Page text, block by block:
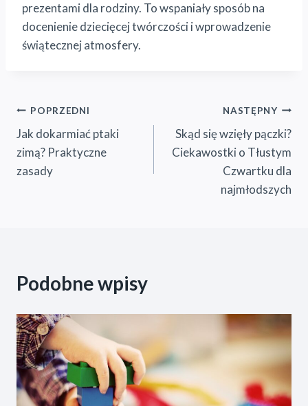
prezentami dla rodziny. To wspaniały sposób na
docenienie dziecięcej twórczości i wprowadzenie
świątecznej atmosfery.
Nawigacja
wpisu
POPRZEDNI
Jak dokarmiać ptaki
zimą? Praktyczne
zasady
NASTĘPNY
Skąd się wzięły pączki?
Ciekawostki o Tłustym
Czwartku dla
najmłodszych
Podobne wpisy